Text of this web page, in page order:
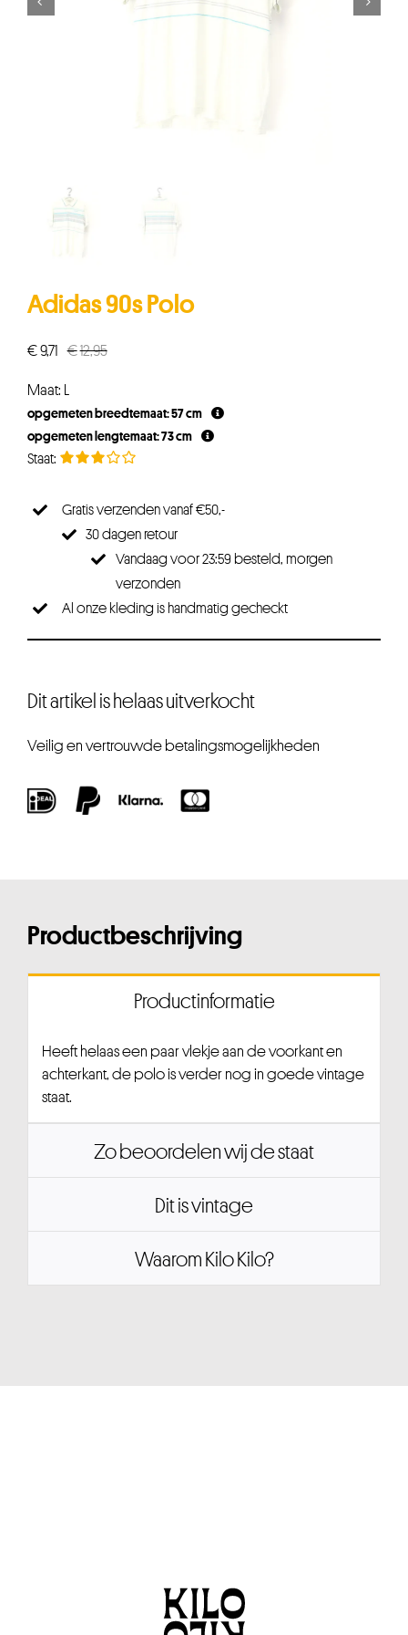
Adidas 90s Polo
€12,95Oorspronkelijke
€12,95.
€9,71
Huidige
€9,71.
Maat: L
opgemeten breedtemaat: 57 cm
opgemeten lengtemaat: 73 cm
Gratis verzenden vanaf €50,-
30 dagen retour
Vandaag voor 23:59 besteld, morgen
verzonden
Al onze kleding is handmatig gecheckt
Dit artikel is helaas uitverkocht
Veilig en vertrouwde betalingsmogelijkheden
Productbeschrijving
Productinformatie
Heeft helaas een paar vlekje aan de voorkant en
achterkant, de polo is verder nog in goede vintage
staat.
Zo beoordelen wij de staat
Dit is vintage
Waarom Kilo Kilo?